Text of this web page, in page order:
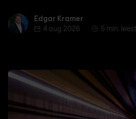
Edgar KramerEdgar Kramer
4 aug 2026
5 min.